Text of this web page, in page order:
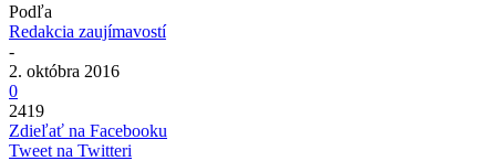
Podľa
Redakcia zaujímavostí
-
2. októbra 2016
0
2419
Zdieľať na Facebooku
Tweet na Twitteri